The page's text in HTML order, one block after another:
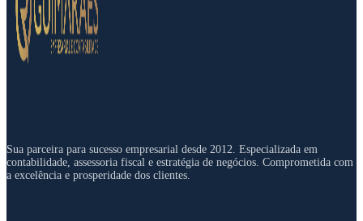
Sua parceira para sucesso empresarial desde 2012. Especializada em
contabilidade, assessoria fiscal e estratégia de negócios. Comprometida com
a excelência e prosperidade dos clientes.